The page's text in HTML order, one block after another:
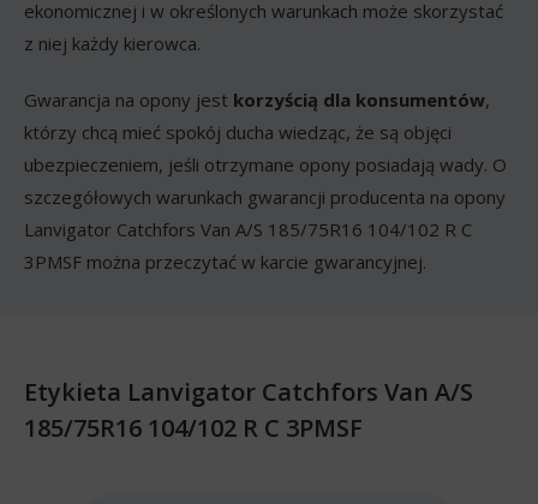
ekonomicznej i w określonych warunkach może skorzystać
z niej każdy kierowca.
Gwarancja na opony jest korzyścią dla konsumentów,
którzy chcą mieć spokój ducha wiedząc, że są objęci
ubezpieczeniem, jeśli otrzymane opony posiadają wady. O
szczegółowych warunkach gwarancji producenta na opony
Lanvigator Catchfors Van A/S 185/75R16 104/102 R C
3PMSF można przeczytać w karcie gwarancyjnej.
Etykieta Lanvigator Catchfors Van A/S
185/75R16 104/102 R C 3PMSF